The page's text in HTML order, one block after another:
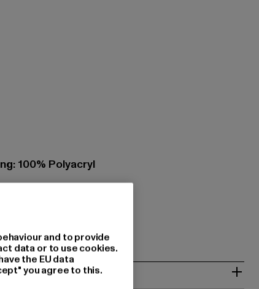
100% Polyacryl
|
and to provide
data or to use cookies.
the EU data
you agree to this.